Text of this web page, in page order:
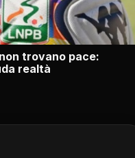
trovano pace:
realtà